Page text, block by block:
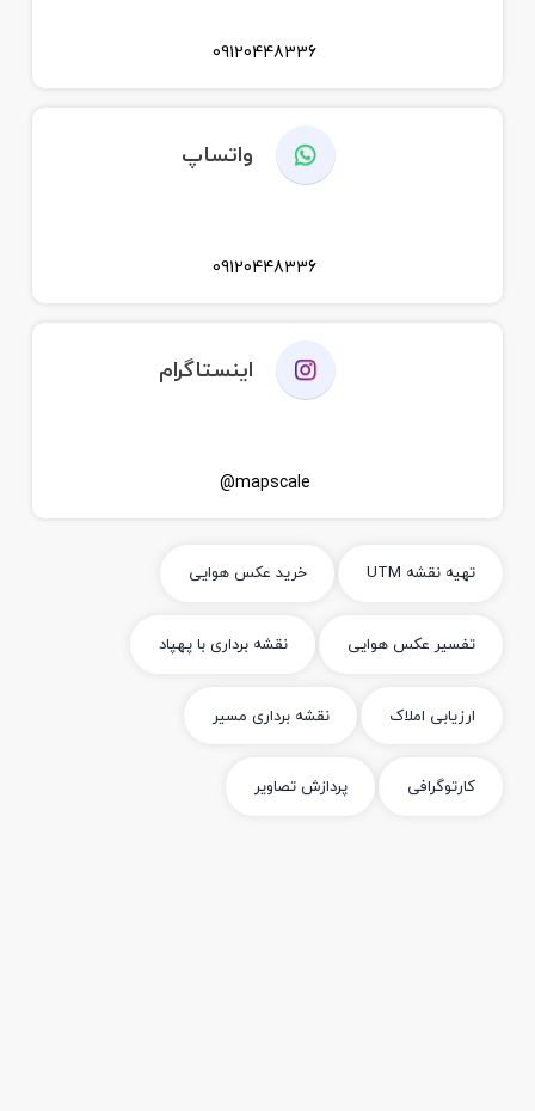
09120448336
واتساپ
09120448336
اینستاگرام
mapscale@
تهیه نقشه UTM خرید عکس هوایی
تفسیر عکس هوایی نقشه برداری با پهپاد
ارزیابی املاک نقشه برداری مسیر
کارتوگرافی پردازش تصاویر